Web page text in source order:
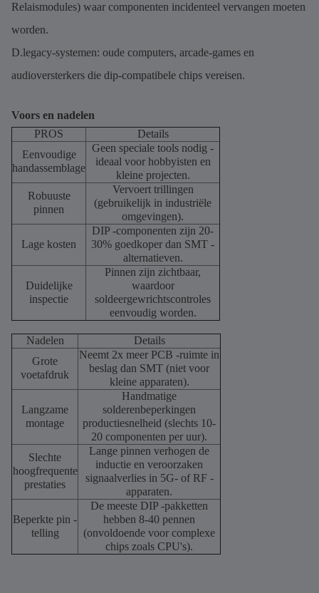
Relaismodules) waar componenten incidenteel vervangen moeten
worden.
D.legacy-systemen: oude computers, arcade-games en
audioversterkers die dip-compatibele chips vereisen.
Voors en nadelen
PROS
Details
Eenvoudige
handassemblage
Geen speciale tools nodig -
ideaal voor hobbyisten en
kleine projecten.
Robuuste
pinnen
Vervoert trillingen
(gebruikelijk in industriële
omgevingen).
Lage kosten
DIP -componenten zijn 20-
30% goedkoper dan SMT -
alternatieven.
Duidelijke
inspectie
Pinnen zijn zichtbaar,
waardoor
soldeergewrichtscontroles
eenvoudig worden.
Nadelen
Details
Grote
voetafdruk
Neemt 2x meer PCB -ruimte in
beslag dan SMT (niet voor
kleine apparaten).
Langzame
montage
Handmatige
solderenbeperkingen
productiesnelheid (slechts 10-
20 componenten per uur).
Slechte
hoogfrequente
prestaties
Lange pinnen verhogen de
inductie en veroorzaken
signaalverlies in 5G- of RF -
apparaten.
Beperkte pin -
telling
De meeste DIP -pakketten
hebben 8-40 pennen
(onvoldoende voor complexe
chips zoals CPU's).